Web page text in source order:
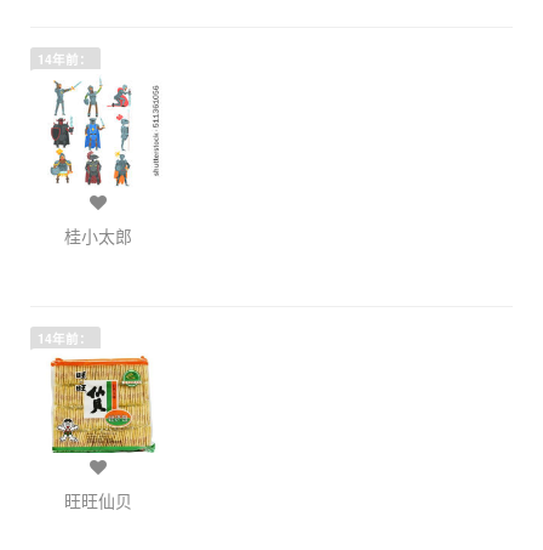
14年前：
桂小太郎
14年前：
旺旺仙贝